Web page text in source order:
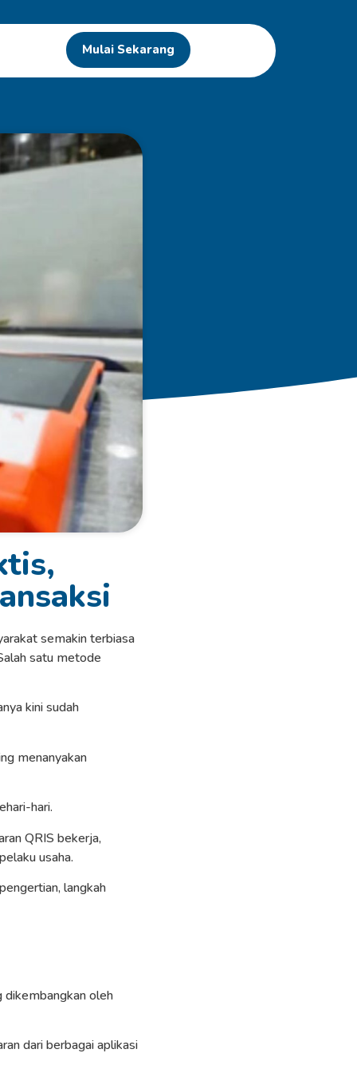
Mulai Sekarang
semakin terbiasa
satu metode
kini sudah
menanyakan
hari.
QRIS bekerja,
usaha.
langkah
dikembangkan oleh
dari berbagai aplikasi